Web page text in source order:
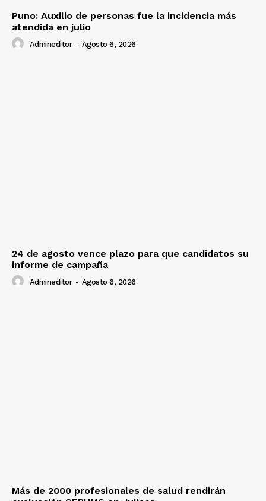
Puno: Auxilio de personas fue la incidencia más
atendida en julio
Admineditor - Agosto 6, 2026
24 de agosto vence plazo para que candidatos su
informe de campaña
Admineditor - Agosto 6, 2026
Más de 2000 profesionales de salud rendirán